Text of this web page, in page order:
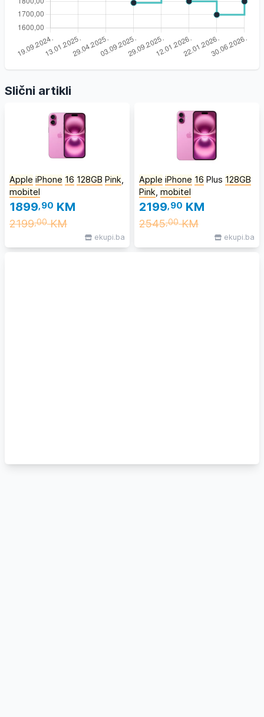
Slični artikli
Apple iPhone 16 128GB Pink
mobitel
1899,90 KM
2199,00KM
ekupi.ba
Apple iPhone 16 Plus 128GB
Pink mobitel
2199,90 KM
2545,00KM
ekupi.ba